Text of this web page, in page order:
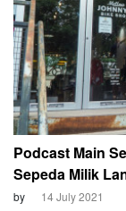
Podcast Main
Sepeda Milik
by 14 July 2021